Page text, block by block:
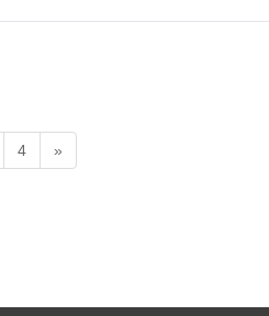
4 »